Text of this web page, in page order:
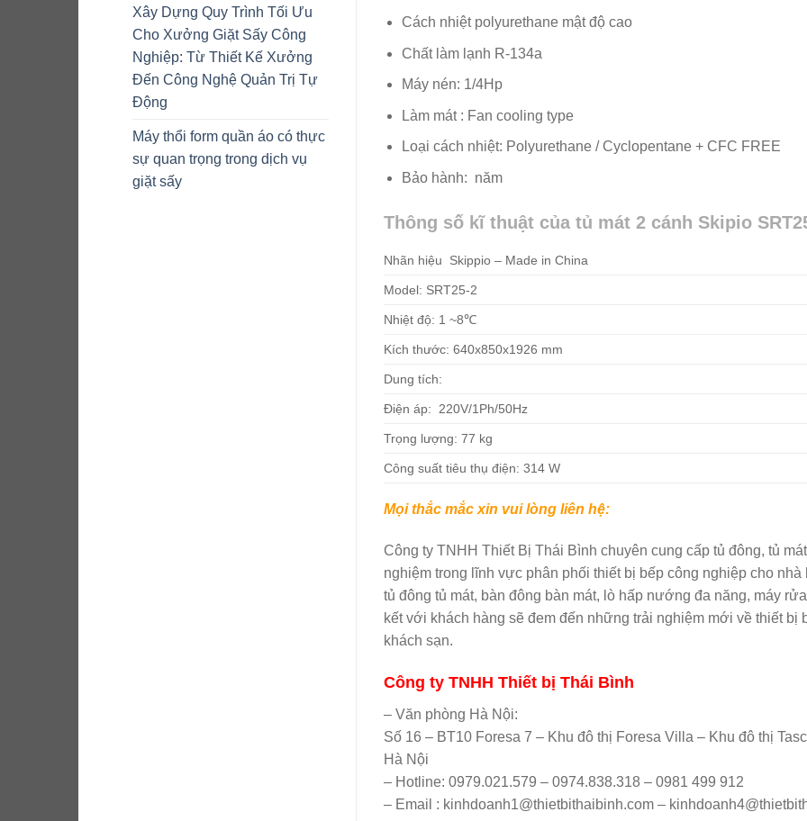
Xây Dựng Quy Trình Tối Ưu
Cho Xưởng Giặt Sấy Công
Nghiệp: Từ Thiết Kế Xưởng
Đến Công Nghệ Quản Trị Tự
Động
Máy thổi form quần áo có thực
sự quan trọng trong dịch vụ
giặt sấy
Cách nhiệt polyurethane mật độ cao
Chất làm lạnh R-134a
Máy nén: 1/4Hp
Làm mát : Fan cooling type
Loại cách nhiệt: Polyurethane / Cyclopentane + CFC FREE
Bảo hành: năm
Thông số kĩ thuật của tủ mát 2 cánh Skipio
Nhãn hiệu Skippio – Made in China
Model: SRT25-2
Nhiệt độ: 1 ~8℃
Kích thước: 640x850x1926 mm
Dung tích:
Điện áp: 220V/1Ph/50Hz
Trọng lượng: 77 kg
Công suất tiêu thụ điện: 314 W
Mọi thắc mắc xin vui lòng liên hệ:
Công ty TNHH Thiết Bị Thái Bình chuyên cung cấp tủ đông, tủ
nghiệm trong lĩnh vực phân phối thiết bị bếp công nghiệp cho
tủ đông tủ mát, bàn đông bàn mát, lò hấp nướng đa năng, máy
kết với khách hàng sẽ đem đến những trải nghiệm mới về thiết bị
khách sạn.
Công ty TNHH Thiết bị Thái Bình
– Văn phòng Hà Nội:
Số 16 – BT10 Foresa 7 – Khu đô thị Foresa Villa – Khu đô thị
Hà Nội
– Hotline: 0979.021.579 – 0974.838.318 – 0981 499 912
– Email : kinhdoanh1@thietbithaibinh.com –